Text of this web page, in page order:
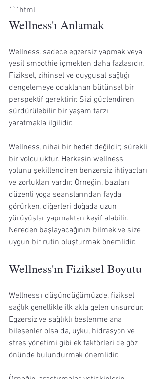
```html
Wellness'ı Anlamak
Wellness, sadece egzersiz yapmak veya
yeşil smoothie içmekten daha fazlasıdır.
Fiziksel, zihinsel ve duygusal sağlığı
dengelemeye odaklanan bütünsel bir
perspektif gerektirir. Sizi güçlendiren
sürdürülebilir bir yaşam tarzı
yaratmakla ilgilidir.
Wellness, nihai bir hedef değildir; sürekli
bir yolculuktur. Herkesin wellness
yolunu şekillendiren benzersiz ihtiyaçları
ve zorlukları vardır. Örneğin, bazıları
düzenli yoga seanslarından fayda
görürken, diğerleri doğada uzun
yürüyüşler yapmaktan keyif alabilir.
Nereden başlayacağınızı bilmek ve size
uygun bir rutin oluşturmak önemlidir.
Wellness'ın Fiziksel Boyutu
Wellness'ı düşündüğümüzde, fiziksel
sağlık genellikle ilk akla gelen unsurdur.
Egzersiz ve sağlıklı beslenme ana
bileşenler olsa da, uyku, hidrasyon ve
stres yönetimi gibi ek faktörleri de göz
önünde bulundurmak önemlidir.